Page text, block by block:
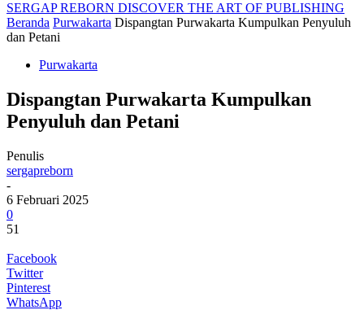
SERGAP REBORN DISCOVER THE ART OF PUBLISHING
Beranda Purwakarta Dispangtan Purwakarta Kumpulkan Penyuluh
dan Petani
Purwakarta
Dispangtan Purwakarta Kumpulkan
Penyuluh dan Petani
Penulis
sergapreborn
-
6 Februari 2025
0
51
Facebook
Twitter
Pinterest
WhatsApp